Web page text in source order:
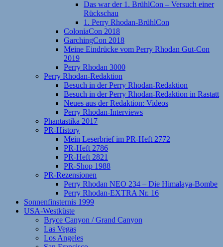
Das war der 1. BrühlCon – Versuch einer
Rückschau
1. Perry Rhodan-BrühlCon
ColoniaCon 2018
GarchingCon 2018
Meine Eindrücke vom Perry Rhodan Gut-Con
2019
Perry Rhodan 3000
Perry Rhodan-Redaktion
Besuch in der Perry Rhodan-Redaktion
Besuch in der Perry Rhodan-Redaktion in Rastatt
Neues aus der Redaktion: Videos
Perry Rhodan-Interviews
Phantastika 2017
PR-History
Mein Leserbrief im PR-Heft 2772
PR-Heft 2786
PR-Heft 2821
PR-Shop 1988
PR-Rezensionen
Perry Rhodan NEO 234 – Die Himalaya-Bombe
Perry Rhodan-EXTRA Nr. 16
Sonnenfinsternis 1999
USA-Westküste
Bryce Canyon / Grand Canyon
Las Vegas
Los Angeles